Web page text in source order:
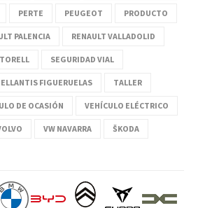
PERTE PEUGEOT PRODUCTO
PALENCIA RENAULT VALLADOLID
SEGURIDAD VIAL
FIGUERUELAS TALLER
DE OCASIÓN VEHÍCULO ELÉCTRICO
VW NAVARRA ŠKODA